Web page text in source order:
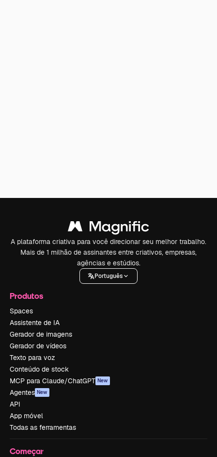
A plataforma criativa para você direcionar seu melhor trabalho.
Mais de 1 milhão de assinantes entre criativos, empresas,
agências e estúdios.
Português
Produtos
Spaces
Assistente de IA
Gerador de imagens
Gerador de vídeos
Texto para voz
Conteúdo de stock
MCP para Claude/ChatGPT New
Agentes New
API
App móvel
Todas as ferramentas
Começar